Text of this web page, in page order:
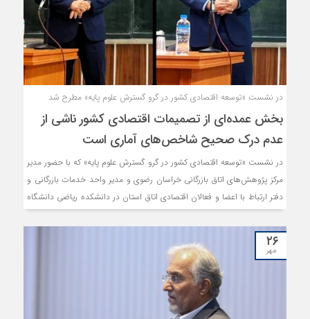
فراوانی‏‏‌ در بالادست‏‏‌ و پایین‌دست‏‏‌ زنجیره فولاد کرده‏‏‌اند و ظرفیت‏‏‌های‏‏‌ بالایی‏‏‌
در جهت‏‏‌ توسعه‏‏‌ آن دارند، این مرکز پیشنهاد کرده است از این‏‏‌ ابزار در جهت‏‏‌
پیشبرد اهداف اکتشافی‏‏‌ کشور استفاده شود.
در نشست «توسعه اقتصادی کشور در گرو گسترش علوم پایه» مطرح شد
بخش عمده‌ای از تصمیمات اقتصادی کشور ناشی از
عدم درک صحیح شاخص‌های آماری است
در نشست «توسعه اقتصادی کشور در گرو گسترش علوم پایه» که با حضور مدیر
مرکز پژوهش‌های اتاق بازرگانی خراسان رضوی و مدیر واحد خدمات بازرگانی و
دفتر ارتباط با اعضا و فعالان اقتصادی اتاق استان در دانشکده ریاضی دانشگاه
هنگام اخذ تصمیمات اقتصادی کشور سخن به میان آمد.
۲۶
مهر